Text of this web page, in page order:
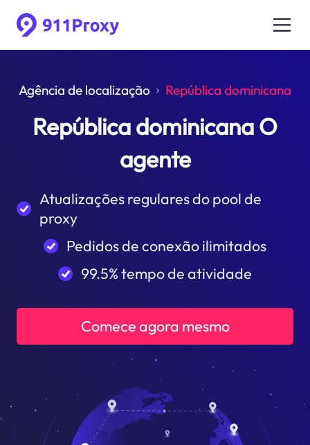
Agência de localização República dominicana
República dominicana O
agente
Atualizações regulares do pool de
proxy
Pedidos de conexão ilimitados
99.5% tempo de atividade
Comece agora mesmo